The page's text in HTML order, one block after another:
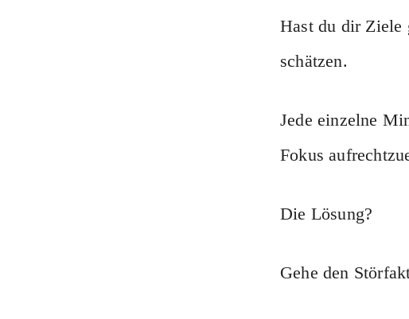
Hast du dir Ziele
schätzen.
Jede einzelne
Fokus
Die Lösung?
Gehe den